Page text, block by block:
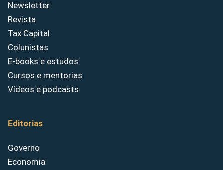
Newsletter
Revista
Tax Capital
Colunistas
E-books e estudos
Cursos e mentorias
Vídeos e podcasts
Editorias
Governo
Economia